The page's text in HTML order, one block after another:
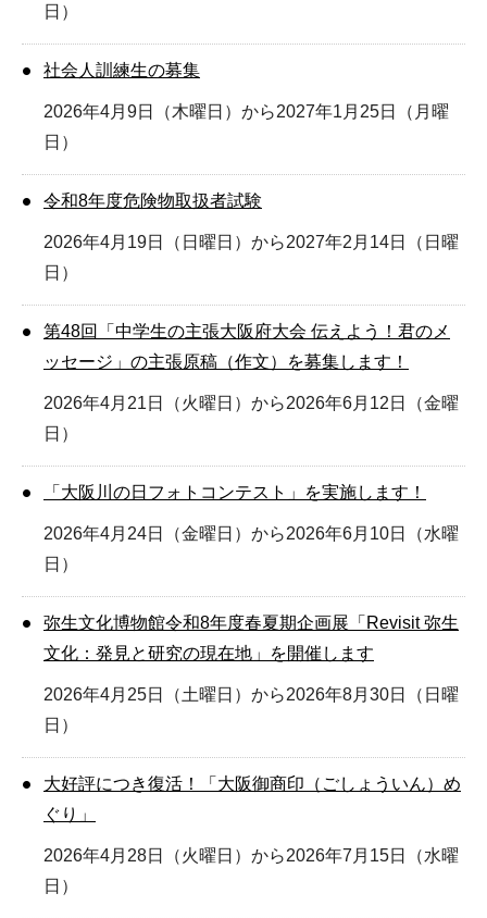
日）
社会人訓練生の募集
2026年4月9日（木曜日）から2027年1月25日（月曜
日）
令和8年度危険物取扱者試験
2026年4月19日（日曜日）から2027年2月14日（日曜
日）
第48回「中学生の主張大阪府大会 伝えよう！君のメ
ッセージ」の主張原稿（作文）を募集します！
2026年4月21日（火曜日）から2026年6月12日（金曜
日）
「大阪川の日フォトコンテスト」を実施します！
2026年4月24日（金曜日）から2026年6月10日（水曜
日）
弥生文化博物館令和8年度春夏期企画展「Revisit 弥生
文化：発見と研究の現在地」を開催します
2026年4月25日（土曜日）から2026年8月30日（日曜
日）
大好評につき復活！「大阪御商印（ごしょういん）め
ぐり」
2026年4月28日（火曜日）から2026年7月15日（水曜
日）